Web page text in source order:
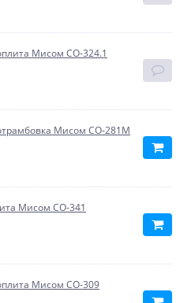
Мисом СО-324.1
Мисом СО-281М
Мисом СО-341
Мисом СО-309